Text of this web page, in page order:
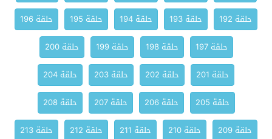
حلقة 192
حلقة 193 حلقة 194 حلقة 195
حلقة 196
حلقة 197
حلقة 198 حلقة 199
حلقة 200
حلقة 201
حلقة 202 حلقة 203
حلقة 204
حلقة 205
حلقة 206 حلقة 207
حلقة 208
حلقة 209
حلقة 210 حلقة 211 حلقة 212
حلقة 213